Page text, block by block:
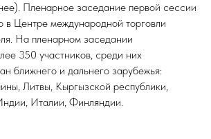
Пленарное заседание первой сессии
в Центре международной торговли
На пленарном заседании
350 участников, среди них
ближнего и дальнего зарубежья:
Литвы, Кыргызской республики,
Италии, Финляндии.